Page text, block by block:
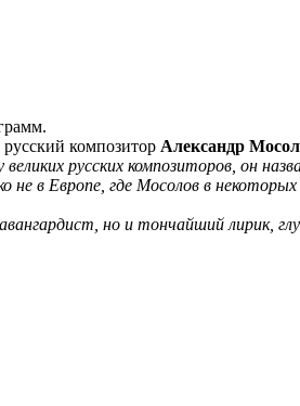
композитор Александр
русских композиторов, он
в Европе, где Мосолов в
но и тончайший лирик,